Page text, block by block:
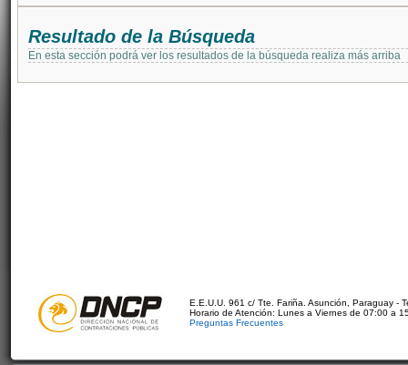
Resultado de la Búsqueda
En esta sección podrá ver los resultados de la búsqueda realiza más arriba
E.E.U.U. 961 c/ Tte. Fariña. Asunción, Paraguay -
Horario de Atención: Lunes a Viernes de 07:00 a
Preguntas Frecuentes